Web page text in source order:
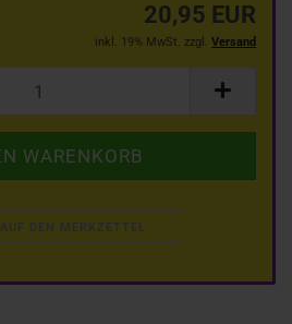
20,95 EUR
inkl. 19% MwSt. zzgl. Versand
AUF DEN MERKZETTEL